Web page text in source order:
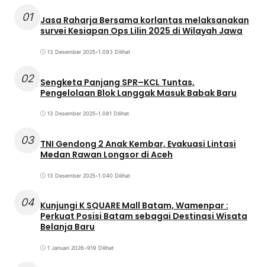
01
Jasa Raharja Bersama korlantas melaksanakan
survei Kesiapan Ops Lilin 2025 di Wilayah Jawa
13 Desember 2025•1.093 Dilihat
02 Sengketa Panjang SPR–KCL Tuntas,
Pengelolaan Blok Langgak Masuk Babak Baru
13 Desember 2025•1.081 Dilihat
03 TNI Gendong 2 Anak Kembar, Evakuasi Lintasi
Medan Rawan Longsor di Aceh
13 Desember 2025•1.040 Dilihat
04 Kunjungi K SQUARE Mall Batam, Wamenpar :
Perkuat Posisi Batam sebagai Destinasi Wisata
Belanja Baru
1 Januari 2026•919 Dilihat